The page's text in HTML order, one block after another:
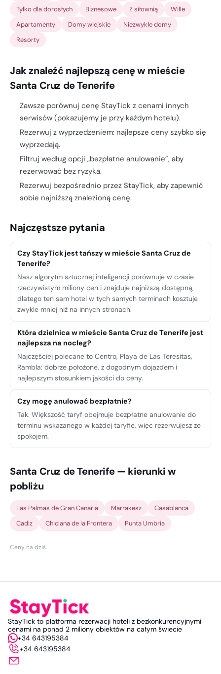
Tylko dla dorosłych
Biznesowe Z siłownią
Wille
Apartamenty
Domy wiejskie
Niezwykłe domy
Resorty
Jak znaleźć najlepszą cenę w mieście
Santa Cruz de Tenerife
Zawsze porównuj cenę StayTick z cenami innych
serwisów (pokazujemy je przy każdym hotelu).
Rezerwuj z wyprzedzeniem: najlepsze ceny szybko się
wyprzedają.
Filtruj według opcji „bezpłatne anulowanie”, aby
rezerwować bez ryzyka.
Rezerwuj bezpośrednio przez StayTick, aby zapewnić
sobie najniższą znalezioną cenę.
Najczęstsze pytania
Czy StayTick jest tańszy w mieście Santa Cruz de
Tenerife?
Nasz algorytm sztucznej inteligencji porównuje w czasie
rzeczywistym miliony cen i znajduje najniższą dostępną,
dlatego ten sam hotel w tych samych terminach kosztuje
zwykle mniej niż na innych stronach.
Która dzielnica w mieście Santa Cruz de Tenerife jest
najlepsza na nocleg?
Najczęściej polecane to Centro, Playa de Las Teresitas,
Rambla: dobrze położone, z dogodnym dojazdem i
najlepszym stosunkiem jakości do ceny.
Czy mogę anulować bezpłatnie?
Tak. Większość taryf obejmuje bezpłatne anulowanie do
terminu wskazanego w każdej taryfie, więc rezerwujesz ze
spokojem.
Santa Cruz de Tenerife — kierunki w
pobliżu
Las Palmas de Gran Canaria Marrakesz
Casablanca
Cadiz
Chiclana de la Frontera Punta Umbria
Ceny na dziś.
StayTick to platforma rezerwacji hoteli z bezkonkurencyjnymi
cenami na ponad 2 miliony obiektów na całym świecie
+34 643195384
+34 643195384